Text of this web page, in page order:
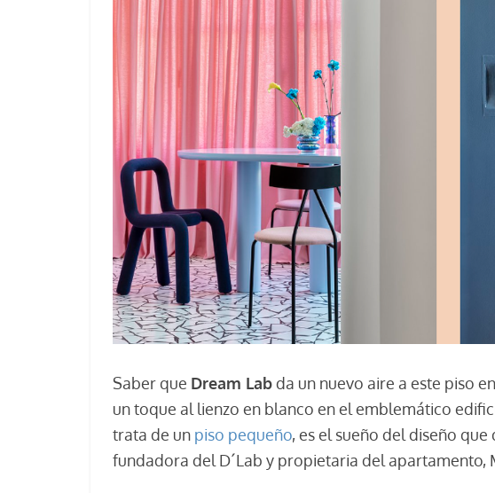
Saber que Dream Labda un nuevo aire a este piso
un toque al lienzo en blanco en el emblemático
trata de un piso pequeño, es el sueño del diseño
fundadora del D´Lab y propietaria del apartamento,